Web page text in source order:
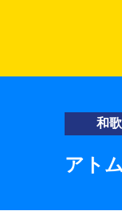
和
アト